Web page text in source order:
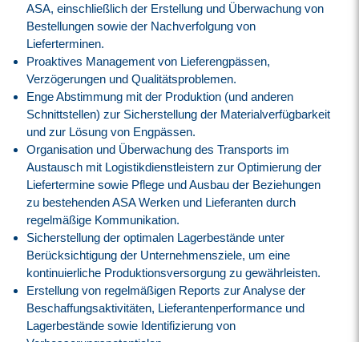
ASA, einschließlich der Erstellung und Überwachung von
Bestellungen sowie der Nachverfolgung von
Lieferterminen.
Proaktives Management von Lieferengpässen,
Verzögerungen und Qualitätsproblemen.
Enge Abstimmung mit der Produktion (und anderen
Schnittstellen) zur Sicherstellung der Materialverfügbarkeit
und zur Lösung von Engpässen.
Organisation und Überwachung des Transports im
Austausch mit Logistikdienstleistern zur Optimierung der
Liefertermine sowie Pflege und Ausbau der Beziehungen
zu bestehenden ASA Werken und Lieferanten durch
regelmäßige Kommunikation.
Sicherstellung der optimalen Lagerbestände unter
Berücksichtigung der Unternehmensziele, um eine
kontinuierliche Produktionsversorgung zu gewährleisten.
Erstellung von regelmäßigen Reports zur Analyse der
Beschaffungsaktivitäten, Lieferantenperformance und
Lagerbestände sowie Identifizierung von